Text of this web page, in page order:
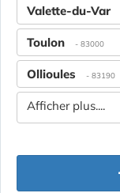
Valette-du-Var
Toulon - 83000
Ollioules - 83190
Afficher plus....